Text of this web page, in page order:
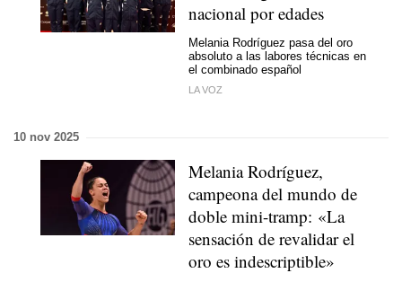
nacional por edades
Melania Rodríguez pasa del oro
absoluto a las labores técnicas en
el combinado español
LA VOZ
10 nov 2025
Melania Rodríguez,
campeona del mundo de
doble mini-tramp: «La
sensación de revalidar el
oro es indescriptible»